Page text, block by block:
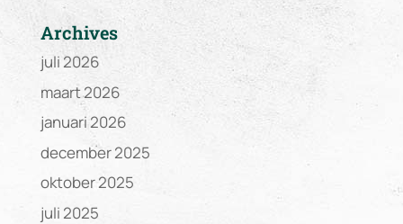
Archives
juli 2026
maart 2026
januari 2026
december 2025
oktober 2025
juli 2025